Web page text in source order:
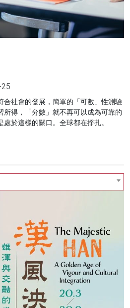
合社會的發展，簡單的「可數」性測驗
所得，「分數」就不再可以成為可靠的
於這樣的關口。全球都在掙扎。